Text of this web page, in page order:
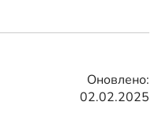
Оновлено:
02.02.2025